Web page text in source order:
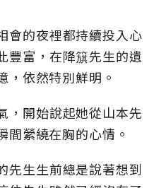
會的夜裡都持續投入心
豐富，在降簱先生的遺
，依然特別鮮明。
，開始說起她從山本先
間縈繞在胸的心情。
先生生前總是說著想到